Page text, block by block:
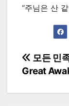
“주님은 산
Post
모든 민
Great